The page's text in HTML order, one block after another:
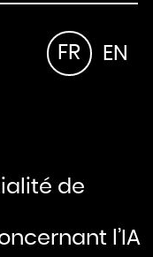
FR EN
de
l’IA